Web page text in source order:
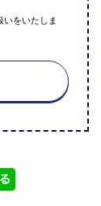
いをいたしま